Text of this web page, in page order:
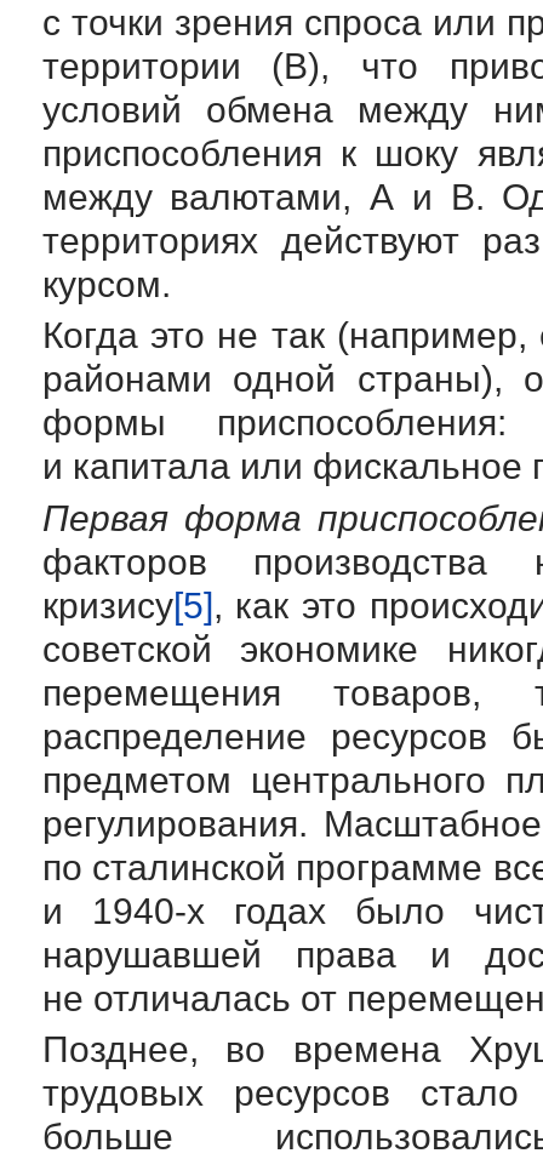
с точки зрения спроса или
территории (В), что
условий обмена между
приспособления к шоку
между валютами, А и В.
территориях действуют
курсом.
Когда это не так
районами одной страны),
формы
и капитала или фискальное
Первая форма
факторов производства
кризису[5], как это
советской экономике
перемещения товаров,
распределение ресурсов
предметом центрального
регулирования.
по сталинской программе
и 1940-х годах было
нарушавшей права и
не отличалась от
Позднее, во времена
трудовых ресурсов
больше